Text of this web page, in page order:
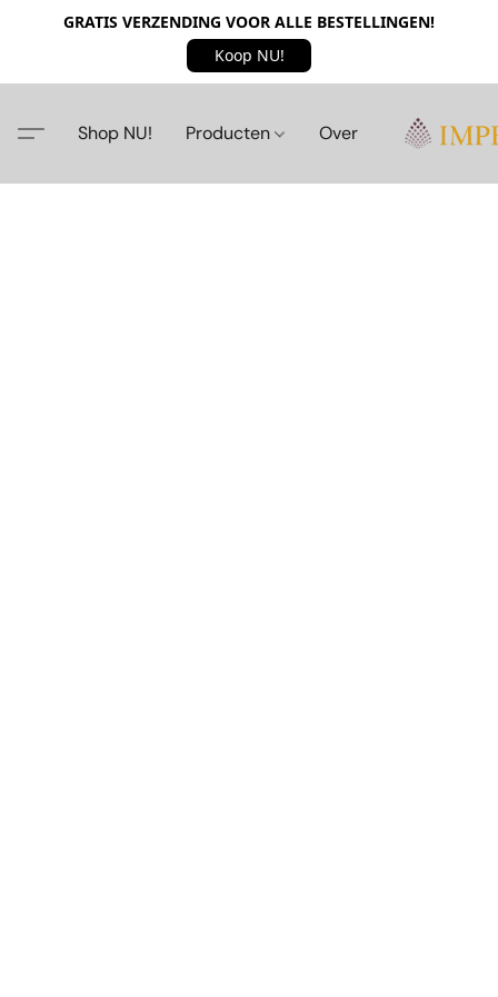
GRATIS VERZENDING VOOR ALLE BESTELLINGEN!
Koop NU!
Shop NU! Producten Over